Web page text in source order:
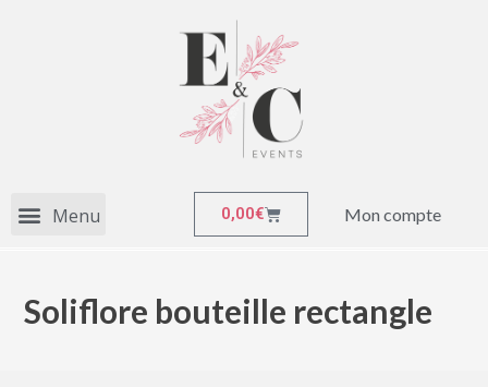
0,00€ Mon compte
Soliflore bouteille rectangle